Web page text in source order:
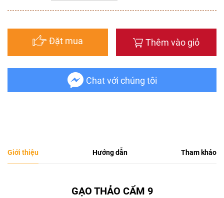
Đặt mua Thêm vào giỏ
Chat với chúng tôi
Giới thiệu Hướng dẫn Tham khảo
GẠO THẢO CẨM 9